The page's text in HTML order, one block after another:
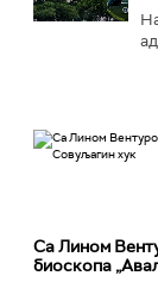
Са Лином
биоскопа